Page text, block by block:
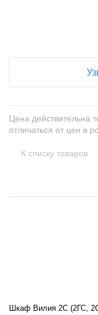
Цена действительна
отличаться от цен в
К списку товаров
Шкаф Вилия 2С (2ГС,